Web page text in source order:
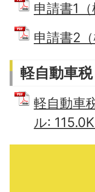
申請書1
申請書2
軽自動車
軽自動車
ル: